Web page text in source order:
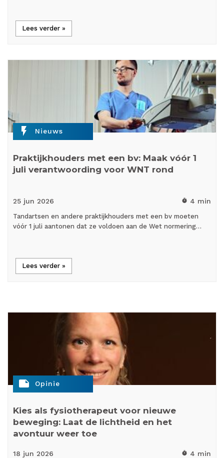
Lees verder »
flash_on Nieuws
Praktijkhouders met een bv: Maak vóór 1
juli verantwoording voor WNT rond
25 jun 2026 timer 4 min
Tandartsen en andere praktijkhouders met een bv moeten
vóór 1 juli aantonen dat ze voldoen aan de Wet normering…
Lees verder »
note Opinie
Kies als fysiotherapeut voor nieuwe
beweging: Laat de lichtheid en het
avontuur weer toe
18 jun 2026 timer 4 min